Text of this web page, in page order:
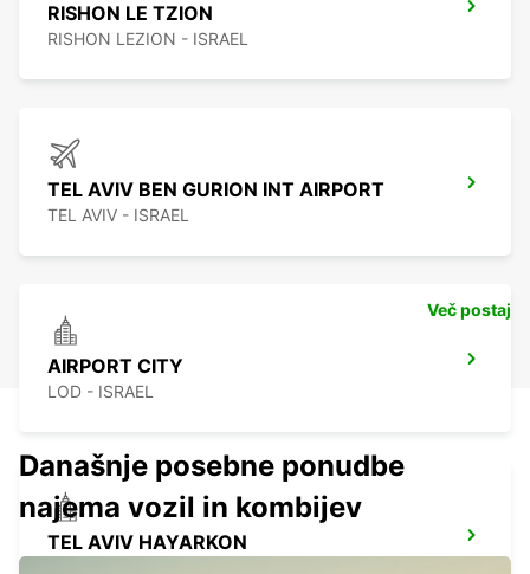
RISHON LE TZION
RISHON LEZION - ISRAEL
TEL AVIV BEN GURION INT AIRPORT
TEL AVIV - ISRAEL
AIRPORT CITY
LOD - ISRAEL
TEL AVIV HAYARKON
Več postaj
Današnje posebne ponudbe
najema vozil in kombijev